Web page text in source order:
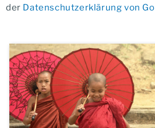
der Datenschutzerklärung von